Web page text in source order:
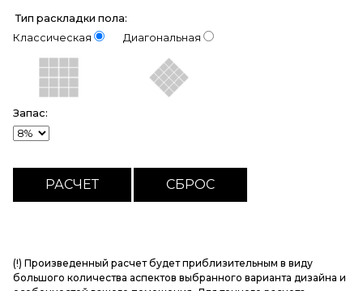
Тип раскладки пола:
Классическая
Диагональная
Запас:
(!) Произведенный расчет будет приблизительным в виду
большого количества аспектов выбранного варианта дизайна и